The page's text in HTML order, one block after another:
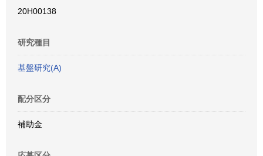
20H00138
研究種目
基盤研究(A)
配分区分
補助金